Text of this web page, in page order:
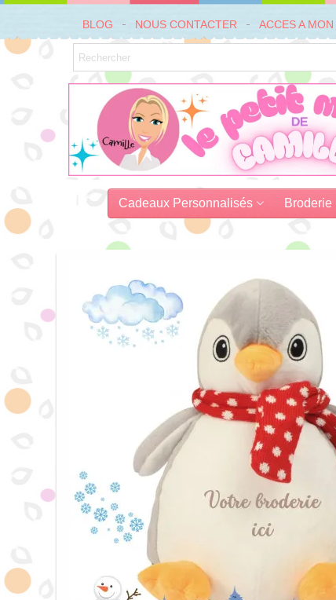
BLOG NOUS CONTACTER ACCES A
Cadeaux Personnalisés Broderie